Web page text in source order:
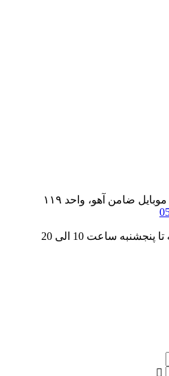
ضامن آهو، واحد ۱۱۹
پنجشنبه ساعت 10 الی 20